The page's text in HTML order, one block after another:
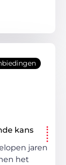
kans
jaren
het